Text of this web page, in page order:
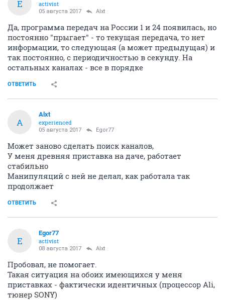
E
activist
05 августа 2017 Alxt
Да, программа передач на России 1 и 24 появилась, но
постоянно "прыгает" - то текущая передача, то нет
информации, то следующая (а может предыдущая) и
так постоянно, с периодичностью в секунду. На
остальных каналах - все в порядке
ОТВЕТИТЬ
A
Alxt
experienced
05 августа 2017 Egor77
Может заново сделать поиск каналов,
У меня древняя приставка на даче, работает
стабильно
Манипуляций с ней не делал, как работала так
продолжает
ОТВЕТИТЬ
E
Egor77
activist
08 августа 2017 Alxt
Пробовал, не помогает.
Такая ситуация на обоих имеющихся у меня
приставках - фактически идентичных (процессор Ali,
тюнер SONY)